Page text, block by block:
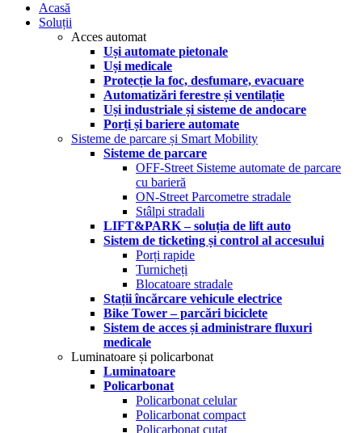
Acasă
Soluții
Acces automat
Uși automate pietonale
Uși medicale
Protecție la foc, desfumare, evacuare
Automatizări ferestre și ventilație
Uși industriale și sisteme de andocare
Porți și bariere automate
Sisteme de parcare și Smart Mobility
Sisteme de parcare
OFF-Street Sisteme automate de parcare
cu barieră
ON-Street Parcometre stradale
Stâlpi stradali
LIFT&PARK – soluția de lift auto
Sistem de ticketing și control al accesului
Porți rapide
Turnicheți
Blocatoare stradale
Stații încărcare vehicule electrice
Bike Tower – parcări biciclete
Sistem de acces și administrare fluxuri
medicale
Luminatoare și policarbonat
Luminatoare
Policarbonat
Policarbonat celular
Policarbonat compact
Policarbonat cutat